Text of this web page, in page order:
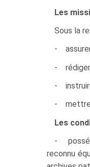
Les
Sous la
- assurer
- rédiger
-
- mettre
Les
-
reconnu